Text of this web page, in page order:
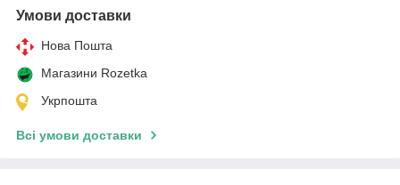
Умови доставки
Нова Пошта
Магазини Rozetka
Укрпошта
Всі умови доставки